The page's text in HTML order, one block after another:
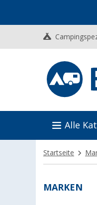
Alle
Startseite
MARKEN